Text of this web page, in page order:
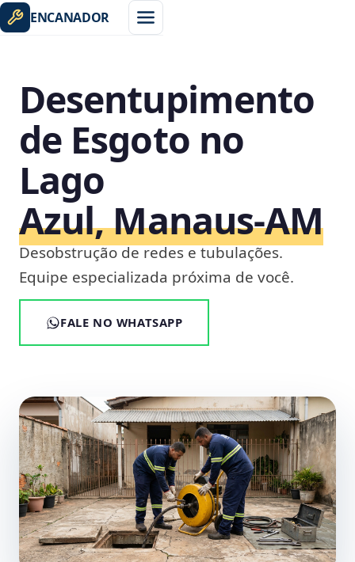
ENCANADOR
Desentupimento
de Esgoto no
Lago
Azul, Manaus‑AM
Desobstrução de redes e tubulações.
Equipe especializada próxima de você.
FALE NO WHATSAPP